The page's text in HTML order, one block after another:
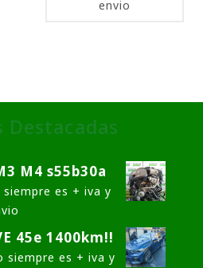
envio
Destacadas
M4 s55b30a
siempre es + iva y
45e 1400km!!
siempre es + iva y